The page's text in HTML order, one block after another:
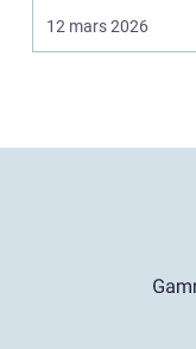
en osäker...
12 mars 2026